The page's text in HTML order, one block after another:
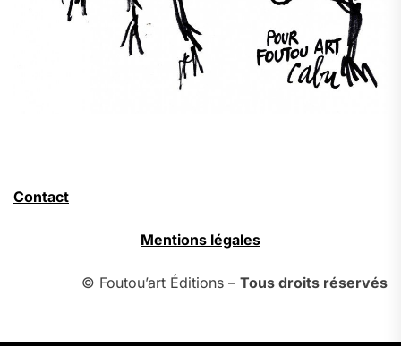
Contact
Mentions légales
© Foutou’art Éditions – Tous droits réservés